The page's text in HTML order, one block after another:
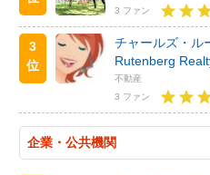
3 ファン
3
位
チャールズ・
Rutenberg
不動産
3 ファン
企業・公共機関